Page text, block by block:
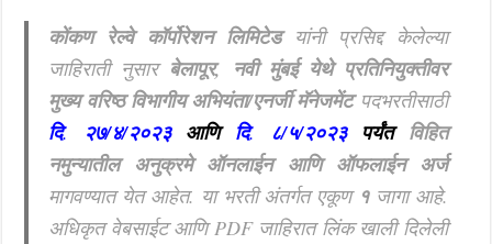
कोंकण रेल्वे कॉर्पोरेशन लिमिटेड यांनी प्रसिद्द केलेल्या
जाहिराती नुसारबेलापूर, नवी मुंबई येथे प्रतिनियुक्तीवर
मुख्य वरिष्ठ विभागीय अभियंता/एनर्जी मॅनेजमेंट पदभरतीसाठी
दि. २७/४/२०२३आणि दि. ८/५/२०२३पर्यंत विहित
नमुन्यातील अनुक्रमे ऑनलाईन आणि ऑफलाईन अर्ज
मागवण्यात येत आहेत. या भरती अंतर्गत एकूण१जागा आहे.
अधिकृत वेबसाईट आणि PDF जाहिरात लिंक खाली दिलेली